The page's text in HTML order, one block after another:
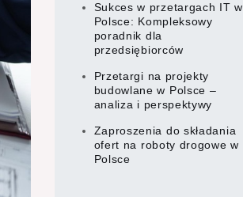
Sukces w przetargach IT w
Polsce: Kompleksowy
poradnik dla
przedsiębiorców
Przetargi na projekty
budowlane w Polsce –
analiza i perspektywy
Zaproszenia do składania
ofert na roboty drogowe w
Polsce